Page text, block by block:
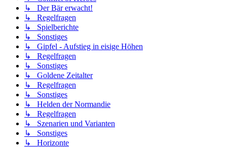
↳ Der Bär erwacht!
↳ Regelfragen
↳ Spielberichte
↳ Sonstiges
↳ Gipfel - Aufstieg in eisige Höhen
↳ Regelfragen
↳ Sonstiges
↳ Goldene Zeitalter
↳ Regelfragen
↳ Sonstiges
↳ Helden der Normandie
↳ Regelfragen
↳ Szenarien und Varianten
↳ Sonstiges
↳ Horizonte